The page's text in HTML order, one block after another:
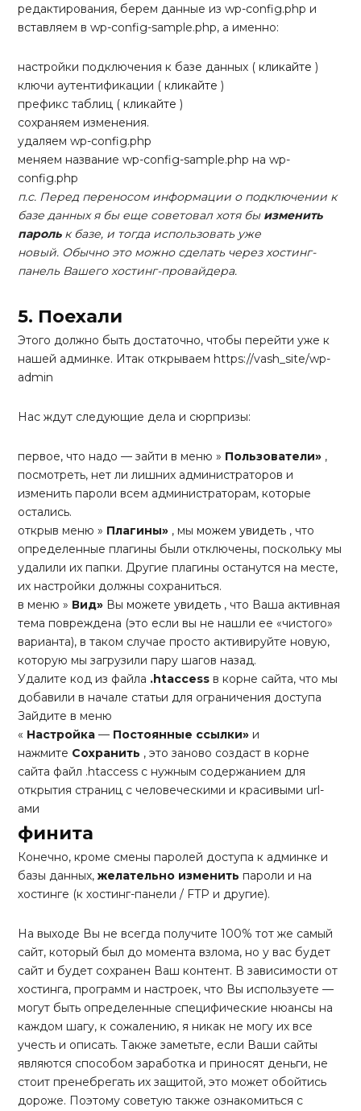
редактирования, берем данные из wp-config.php и
вставляем в wp-config-sample.php, а именно:
настройки подключения к базе данных ( кликайте )
ключи аутентификации ( кликайте )
префикс таблиц ( кликайте )
сохраняем изменения.
удаляем wp-config.php
меняем название wp-config-sample.php на wp-
config.php
п.с. Перед переносом информации о подключении к
базе данных я бы еще советовал хотя бы изменить
парольк базе, и тогда использовать уже
новый. Обычно это можно сделать через хостинг-
панель Вашего хостинг-провайдера.
5. Поехали
Этого должно быть достаточно, чтобы перейти уже к
нашей админке. Итак открываем https://vash_site/wp-
admin
Нас ждут следующие дела и сюрпризы:
первое, что надо — зайти в меню » Пользователи» ,
посмотреть, нет ли лишних администраторов и
изменить пароли всем администраторам, которые
остались.
открыв меню » Плагины» , мы можем увидеть , что
определенные плагины были отключены, поскольку мы
удалили их папки. Другие плагины останутся на месте,
их настройки должны сохраниться.
в меню » Вид» Вы можете увидеть , что Ваша активная
тема повреждена (это если вы не нашли ее «чистого»
варианта), в таком случае просто активируйте новую,
которую мы загрузили пару шагов назад.
Удалите код из файла .htaccess в корне сайта, что мы
добавили в начале статьи для ограничения доступа
Зайдите в меню
« Настройка — Постоянные ссылки» и
нажмите Сохранить , это заново создаст в корне
сайта файл .htaccess с нужным содержанием для
открытия страниц с человеческими и красивыми url-
ами
финита
Конечно, кроме смены паролей доступа к админке и
базы данных, желательно изменить пароли и на
хостинге (к хостинг-панели / FTP и другие).
На выходе Вы не всегда получите 100% тот же самый
сайт, который был до момента взлома, но у вас будет
сайт и будет сохранен Ваш контент. В зависимости от
хостинга, программ и настроек, что Вы используете —
могут быть определенные специфические нюансы на
каждом шагу, к сожалению, я никак не могу их все
учесть и описать. Также заметьте, если Ваши сайты
являются способом заработка и приносят деньги, не
стоит пренебрегать их защитой, это может обойтись
дороже. Поэтому советую также ознакомиться с